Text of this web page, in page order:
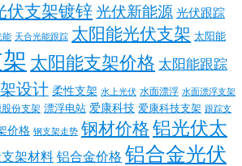
伏支架镀锌光伏新能源 光伏跟踪
能 天合光能跟踪 太阳能光伏支架 太阳能
太阳能支架价格 太阳能跟踪
设计 柔性支架 水上光伏 水面漂浮 水面漂浮支架
份支架 漂浮电站 爱康科技 爱康科技支架 跟踪支
价格 钢支架走势 钢材价格 铝光伏太
架材料 铝合金价格 铝合金光伏